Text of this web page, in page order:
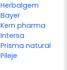
Herbalgem
Bayer
Kern pharma
Intersa
Prisma natural
Pileje